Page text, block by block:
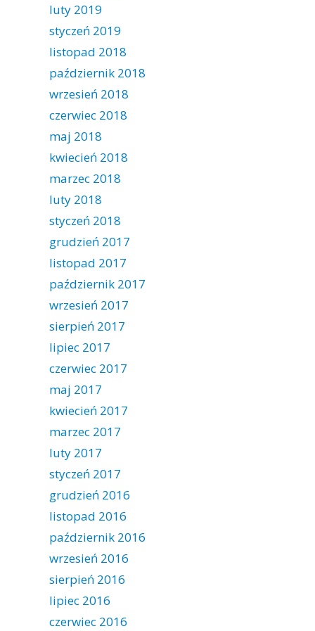
luty 2019
styczeń 2019
listopad 2018
październik 2018
wrzesień 2018
czerwiec 2018
maj 2018
kwiecień 2018
marzec 2018
luty 2018
styczeń 2018
grudzień 2017
listopad 2017
październik 2017
wrzesień 2017
sierpień 2017
lipiec 2017
czerwiec 2017
maj 2017
kwiecień 2017
marzec 2017
luty 2017
styczeń 2017
grudzień 2016
listopad 2016
październik 2016
wrzesień 2016
sierpień 2016
lipiec 2016
czerwiec 2016